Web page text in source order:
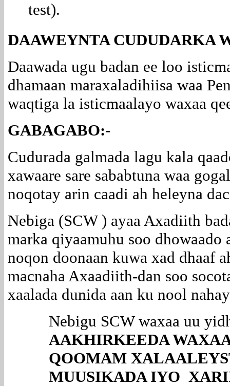
test).
DAAWEYNTA CUDUDARKA
Daawada ugu badan ee loo
dhamaan maraxaladihiisa waa
waqtiga la isticmaalayo waxaa
GABAGABO:-
Cudurada galmada lagu kala
xawaare sare sababtuna waa
noqotay arin caadi ah heleyna
Nebiga (SCW ) ayaa Axadiith
marka qiyaamuhu soo dhowaado
noqon doonaan kuwa xad dhaaf
macnaha Axaadiith-dan soo
xaalada dunida aan ku nool
Nebigu SCW waxaa uu
AAKHIRKEEDA
QOOMAM
MUUSIKADA IYO